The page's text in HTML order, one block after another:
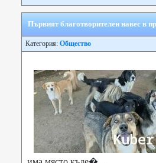
Първият благотворителен навес в
Категория: Общество